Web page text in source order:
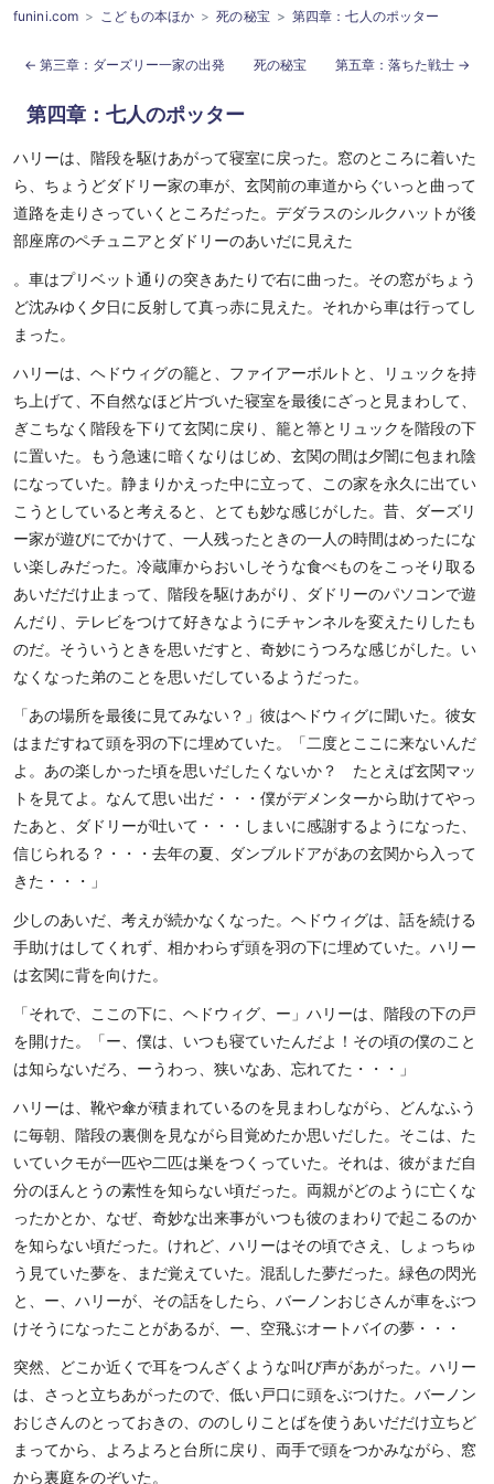
funini.com こどもの本ほか 死の秘宝 第四章：七人のポッター
第三章：ダーズリー一家の出発 死の秘宝 第五章：落ちた戦士
第四章：七人のポッター
ハリーは、階段を駆けあがって寝室に戻った。窓のところに着いた
ら、ちょうどダドリー家の車が、玄関前の車道からぐいっと曲って
道路を走りさっていくところだった。デダラスのシルクハットが後
部座席のペチュニアとダドリーのあいだに見えた
。車はプリベット通りの突きあたりで右に曲った。その窓がちょう
ど沈みゆく夕日に反射して真っ赤に見えた。それから車は行ってし
まった。
ハリーは、ヘドウィグの籠と、ファイアーボルトと、リュックを持
ち上げて、不自然なほど片づいた寝室を最後にざっと見まわして、
ぎこちなく階段を下りて玄関に戻り、籠と箒とリュックを階段の下
に置いた。もう急速に暗くなりはじめ、玄関の間は夕闇に包まれ陰
になっていた。静まりかえった中に立って、この家を永久に出てい
こうとしていると考えると、とても妙な感じがした。昔、ダーズリ
ー家が遊びにでかけて、一人残ったときの一人の時間はめったにな
い楽しみだった。冷蔵庫からおいしそうな食べものをこっそり取る
あいだだけ止まって、階段を駆けあがり、ダドリーのパソコンで遊
んだり、テレビをつけて好きなようにチャンネルを変えたりしたも
のだ。そういうときを思いだすと、奇妙にうつろな感じがした。い
なくなった弟のことを思いだしているようだった。
「あの場所を最後に見てみない？」彼はヘドウィグに聞いた。彼女
はまだすねて頭を羽の下に埋めていた。「二度とここに来ないんだ
よ。あの楽しかった頃を思いだしたくないか？ たとえば玄関マッ
トを見てよ。なんて思い出だ・・・僕がデメンターから助けてやっ
たあと、ダドリーが吐いて・・・しまいに感謝するようになった、
信じられる？・・・去年の夏、ダンブルドアがあの玄関から入って
きた・・・」
少しのあいだ、考えが続かなくなった。ヘドウィグは、話を続ける
手助けはしてくれず、相かわらず頭を羽の下に埋めていた。ハリー
は玄関に背を向けた。
「それで、ここの下に、ヘドウィグ、ー」ハリーは、階段の下の戸
を開けた。「ー、僕は、いつも寝ていたんだよ！その頃の僕のこと
は知らないだろ、ーうわっ、狭いなあ、忘れてた・・・」
ハリーは、靴や傘が積まれているのを見まわしながら、どんなふう
に毎朝、階段の裏側を見ながら目覚めたか思いだした。そこは、た
いていクモが一匹や二匹は巣をつくっていた。それは、彼がまだ自
分のほんとうの素性を知らない頃だった。両親がどのように亡くな
ったかとか、なぜ、奇妙な出来事がいつも彼のまわりで起こるのか
を知らない頃だった。けれど、ハリーはその頃でさえ、しょっちゅ
う見ていた夢を、まだ覚えていた。混乱した夢だった。緑色の閃光
と、ー、ハリーが、その話をしたら、バーノンおじさんが車をぶつ
けそうになったことがあるが、ー、空飛ぶオートバイの夢・・・
突然、どこか近くで耳をつんざくような叫び声があがった。ハリー
は、さっと立ちあがったので、低い戸口に頭をぶつけた。バーノン
おじさんのとっておきの、ののしりことばを使うあいだだけ立ちど
まってから、よろよろと台所に戻り、両手で頭をつかみながら、窓
から裏庭をのぞいた。